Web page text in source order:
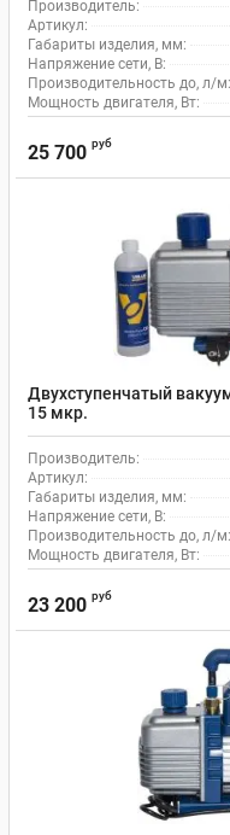
Производитель:
Артикул:
Габариты изделия, мм:
Напряжение сети, В:
Производительность до, л/м:
Мощность двигателя, Вт:
25 700 руб
Двухступенчатый
15 мкр.
Производитель:
Артикул:
Габариты изделия, мм:
Напряжение сети, В:
Производительность до, л/м:
Мощность двигателя, Вт:
23 200 руб